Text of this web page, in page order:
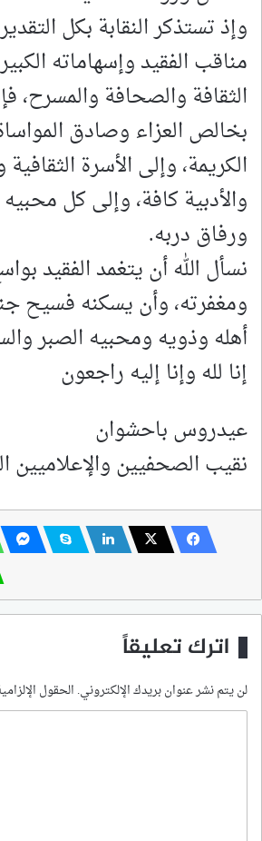
وإذ تستذكر النقابة بكل
مناقب الفقيد وإسهاماته
الثقافة والصحافة والمسرح،
بخالص العزاء وصادق
الكريمة، وإلى الأسرة الثقافية
والأدبية كافة، وإلى كل
ورفاق دربه.
نسأل الله أن يتغمد الفقيد
ومغفرته، وأن يسكنه فسيح
أهله وذويه ومحبيه الصبر
إنا لله وإنا إليه راجعون
عيدروس باحشوان
نقيب الصحفيين والإعلاميين
اترك تعليقاً
لن يتم نشر عنوان بريدك الإلكتروني. الحقول